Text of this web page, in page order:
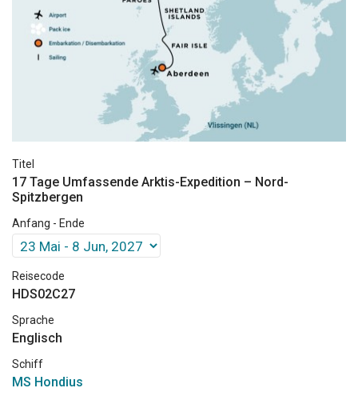
Titel
17 Tage Umfassende Arktis-Expedition – Nord-
Spitzbergen
Anfang - Ende
Reisecode
HDS02C27
Sprache
Englisch
Schiff
MS Hondius